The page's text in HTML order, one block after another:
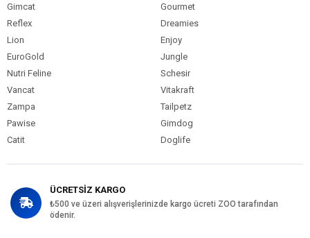
Gimcat
Gourmet
Reflex
Dreamies
Lion
Enjoy
EuroGold
Jungle
Nutri Feline
Schesir
Vancat
Vitakraft
Zampa
Tailpetz
Pawise
Gimdog
Catit
Doglife
ÜCRETSİZ KARGO
₺500 ve üzeri alışverişlerinizde kargo ücreti ZOO tarafından
ödenir.